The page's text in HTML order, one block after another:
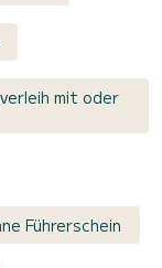
mit oder
Führerschein